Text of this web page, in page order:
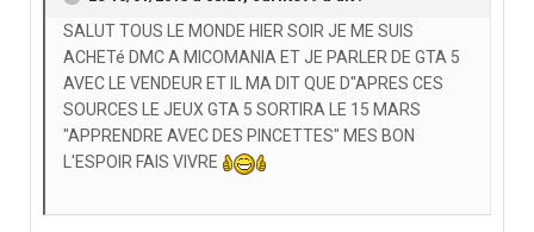
SALUT TOUS LE MONDE HIER SOIR JE ME SUIS
ACHETé DMC A MICOMANIA ET JE PARLER DE GTA 5
AVEC LE VENDEUR ET IL MA DIT QUE D"APRES CES
SOURCES LE JEUX GTA 5 SORTIRA LE 15 MARS
"APPRENDRE AVEC DES PINCETTES" MES BON
L'ESPOIR FAIS VIVRE